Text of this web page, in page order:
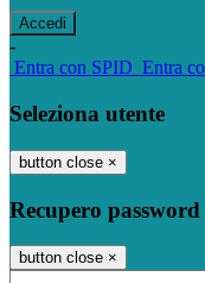
-
Entra con SPID Entra
Seleziona utente
button close ×
Recupero password
button close ×